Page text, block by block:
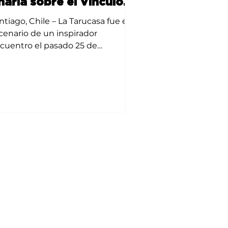
Animal y la
Chile – La Tarucasa fue el
de un inspirador
el pasado 25 de